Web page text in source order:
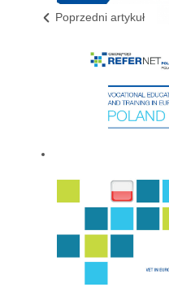
Poprzedni artykuł